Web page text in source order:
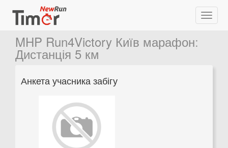
MHP Run4Victory Київ марафон:
Дистанція 5 км
Анкета учасника забігу